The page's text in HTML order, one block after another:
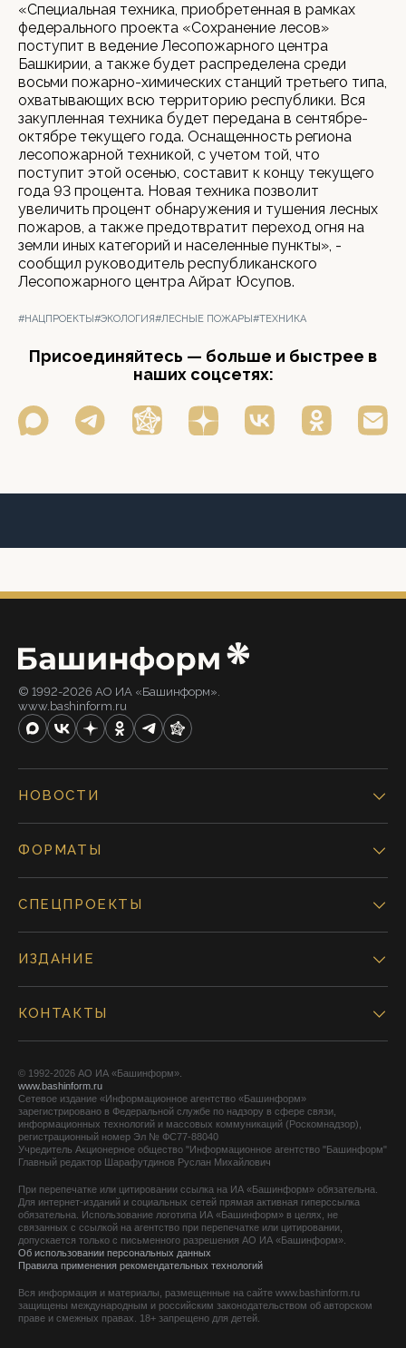
«Специальная техника, приобретенная в рамках
федерального проекта «Сохранение лесов»
поступит в ведение Лесопожарного центра
Башкирии, а также будет распределена среди
восьми пожарно-химических станций третьего типа,
охватывающих всю территорию республики. Вся
закупленная техника будет передана в сентябре-
октябре текущего года. Оснащенность региона
лесопожарной техникой, с учетом той, что
поступит этой осенью, составит к концу текущего
года 93 процента. Новая техника позволит
увеличить процент обнаружения и тушения лесных
пожаров, а также предотвратит переход огня на
земли иных категорий и населенные пункты», -
сообщил руководитель республиканского
Лесопожарного центра Айрат Юсупов.
#НАЦПРОЕКТЫ#ЭКОЛОГИЯ#ЛЕСНЫЕ ПОЖАРЫ#ТЕХНИКА
Присоединяйтесь — больше и быстрее в
наших соцсетях:
© 1992-2026 АО ИА «Башинформ».
www.bashinform.ru
НОВОСТИ
ФОРМАТЫ
СПЕЦПРОЕКТЫ
ИЗДАНИЕ
КОНТАКТЫ
© 1992-2026 АО ИА «Башинформ».
www.bashinform.ru
Сетевое издание «Информационное агентство «Башинформ»
зарегистрировано в Федеральной службе по надзору в сфере связи,
информационных технологий и массовых коммуникаций (Роскомнадзор),
регистрационный номер Эл № ФС77-88040
Учредитель Акционерное общество "Информационное агентство "Башинформ"
Главный редактор Шарафутдинов Руслан Михайлович
При перепечатке или цитировании ссылка на ИА «Башинформ» обязательна.
Для интернет-изданий и социальных сетей прямая активная гиперссылка
обязательна. Использование логотипа ИА «Башинформ» в целях, не
связанных с ссылкой на агентство при перепечатке или цитировании,
допускается только с письменного разрешения АО ИА «Башинформ».
Об использовании персональных данных
Правила применения рекомендательных технологий
Вся информация и материалы, размещенные на сайте www.bashinform.ru
защищены международным и российским законодательством об авторском
праве и смежных правах. 18+ запрещено для детей.